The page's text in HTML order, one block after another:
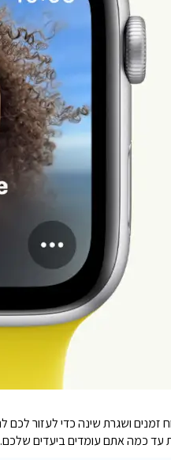
עד כמה אתם עומדים ביעדים שלכם.